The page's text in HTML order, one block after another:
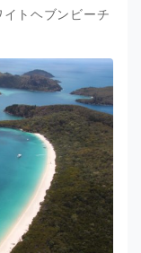
トヘブンビーチ